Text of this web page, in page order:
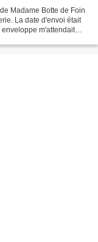
Madame Botte de Foin
La date d'envoi était
m'attendait